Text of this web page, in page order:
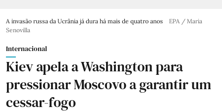
A invasão russa da Ucrânia já dura há mais de quatro anos
EPA / Maria
Senovilla
Internacional
Kiev apela a Washington para
pressionar Moscovo a garantir um
cessar-fogo